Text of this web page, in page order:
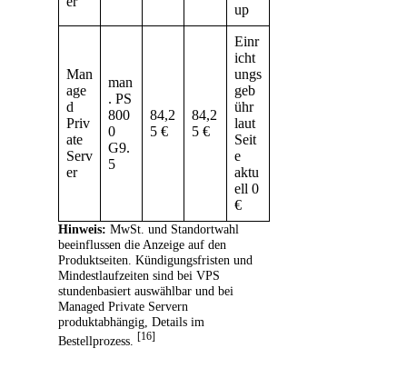
up
Man
age
d
Priv
ate
Serv
er
man
. PS
800
0
G9.
5
84,2
5 €
84,2
5 €
Einr
icht
ungs
geb
ühr
laut
Seit
e
aktu
ell 0
€
Hinweis: MwSt. und Standortwahl
beeinflussen die Anzeige auf den
Produktseiten. Kündigungsfristen und
Mindestlaufzeiten sind bei VPS
stundenbasiert auswählbar und bei
Managed Private Servern
produktabhängig, Details im
Bestellprozess.
[16]